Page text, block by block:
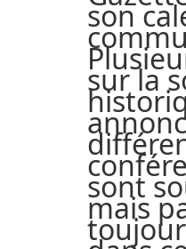
son
sur la
sont
mais